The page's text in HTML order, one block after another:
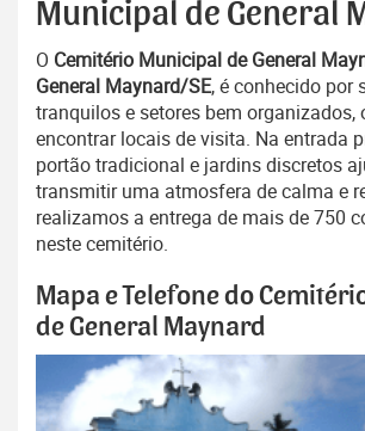
Municipal de General
O Cemitério Municipal de General
General Maynard/SE, é conhecido por
tranquilos e setores bem organizados,
encontrar locais de visita. Na entrada
portão tradicional e jardins discretos
transmitir uma atmosfera de calma e
realizamos a entrega de mais de 750
neste cemitério.
Mapa e Telefone do
de General Maynard